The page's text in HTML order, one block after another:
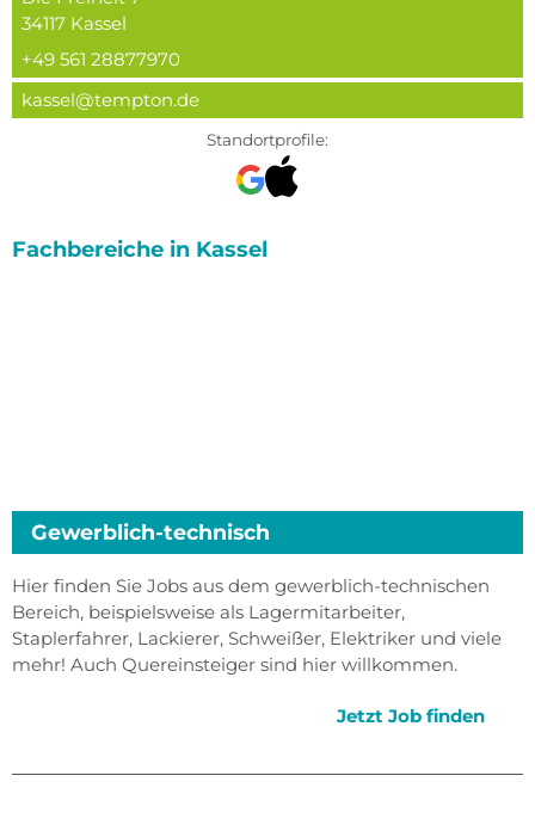
34117 Kassel
+49 561 28877970
kassel@tempton.de
Standortprofile:
Fachbereiche in Kassel
Gewerblich-technisch
Hier finden Sie Jobs aus dem gewerblich-technischen
Bereich, beispielsweise als Lagermitarbeiter,
Staplerfahrer, Lackierer, Schweißer, Elektriker und viele
mehr! Auch Quereinsteiger sind hier willkommen.
Jetzt Job finden